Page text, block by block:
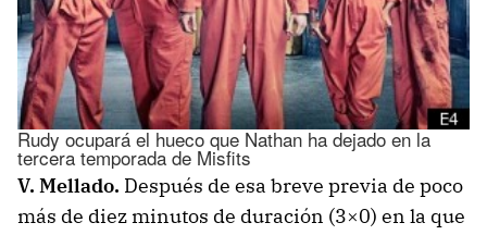
Rudy ocupará el hueco que Nathan ha dejado en la
tercera temporada de Misfits
V. Mellado. Después de esa breve previa de poco
más de diez minutos de duración (3×0) en la que